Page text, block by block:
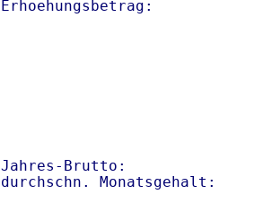
Jahres-Brutto: